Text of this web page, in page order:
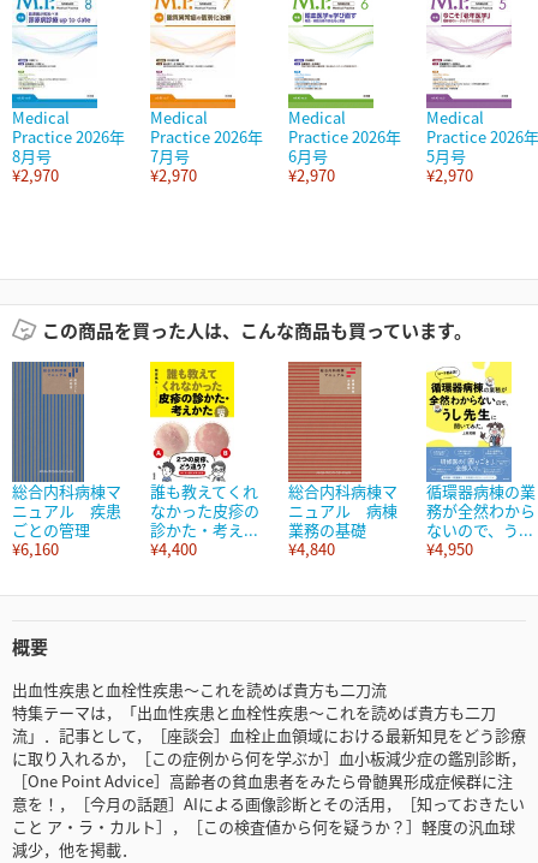
Medical
Practice 2026年
8月号
¥2,970
Medical
Practice 2026年
7月号
¥2,970
Medical
Practice 2026年
6月号
¥2,970
Medical
Practice 2026年
5月号
¥2,970
この商品を買った人は、こんな商品も買っています。
総合内科病棟マ
ニュアル 疾患
ごとの管理
¥6,160
誰も教えてくれ
なかった皮疹の
診かた・考え...
¥4,400
総合内科病棟マ
ニュアル 病棟
業務の基礎
¥4,840
循環器病棟の業
務が全然わから
ないので、う...
¥4,950
概要
出血性疾患と血栓性疾患～これを読めば貴方も二刀流
特集テーマは，「出血性疾患と血栓性疾患～これを読めば貴方も二刀
流」．記事として，［座談会］血栓止血領域における最新知見をどう診療
に取り入れるか，［この症例から何を学ぶか］血小板減少症の鑑別診断，
［One Point Advice］高齢者の貧血患者をみたら骨髄異形成症候群に注
意を！，［今月の話題］AIによる画像診断とその活用，［知っておきたい
こと ア・ラ・カルト］，［この検査値から何を疑うか？］軽度の汎血球
減少，他を掲載．